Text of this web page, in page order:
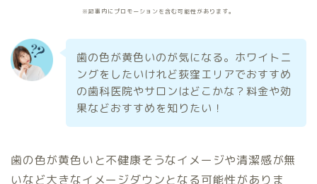
※記事内にプロモーションを含む可能性があります。
歯の色が黄色いのが気になる。ホワイトニ
ングをしたいけれど荻窪エリアでおすすめ
の歯科医院やサロンはどこかな？料金や効
果などおすすめを知りたい！
歯の色が黄色いと不健康そうなイメージや清潔感が無
いなど大きなイメージダウンとなる可能性がありま